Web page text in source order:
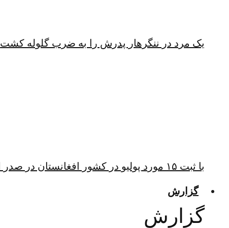
یک مرد در ننگرهار پدرش را به ضرب گلوله کشت
با ثبت ۱۵ مورد پولیو در کشور افغانستان در صدر ابتلا به پولیو قرار دارد
گزارش
گزارش